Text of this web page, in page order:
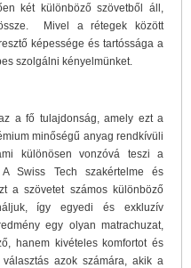
két különböző szövetből áll,
Mivel a rétegek között
képessége és tartóssága a
szolgálni kényelmünket.
a fő tulajdonság, amely ezt a
minőségű anyag rendkívüli
különösen vonzóvá teszi a
Swiss Tech szakértelme és
a szövetet számos különböző
így egyedi és exkluzív
egy olyan matrachuzat,
hanem kivételes komfortot és
azok számára, akik a